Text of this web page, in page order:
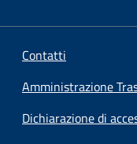
Contatti
Amministrazione
Dichiarazione di